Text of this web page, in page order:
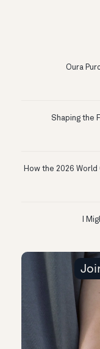
Oura
Shaping the
How the 2026